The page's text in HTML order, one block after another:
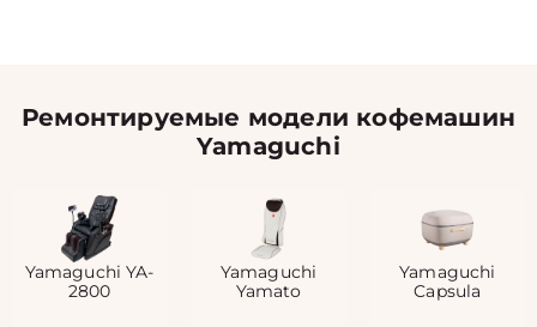
Ремонтируемые модели кофемашин
Yamaguchi
Yamaguchi YA-
2800
Yamaguchi
Yamato
Yamaguchi
Capsula